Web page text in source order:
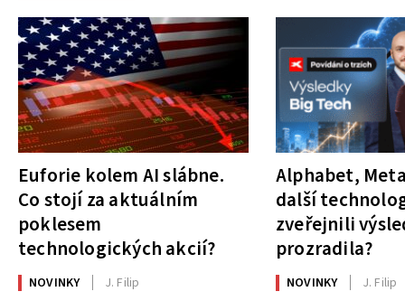
Euforie kolem AI slábne.
Co stojí za aktuálním
poklesem
technologických akcií?
NOVINKY J. Filip
Alphabet,
další
zveřejnili
prozradila?
NOVINKY J. Filip